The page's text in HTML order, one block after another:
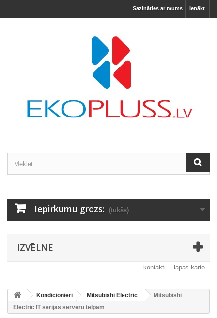
Ienākt
Sazināties ar mums
Iepirkumu grozs: (tukšs)
IZVĒLNE
kontakti lapas karte
Kondicionieri Mitsubishi Electric
Mitsubishi
Electric IT sērijas serveru telpām